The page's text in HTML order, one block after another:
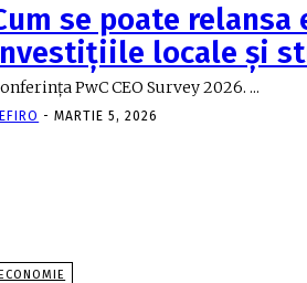
se poate relansa
locale şi
Conferinţa PwC CEO Survey 2026. ...
- MARTIE 5, 2026